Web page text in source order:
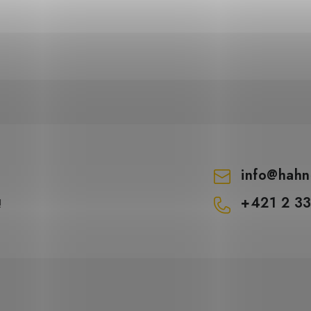
objednávku – dodanie do 3 týždňov
info@
+421 2